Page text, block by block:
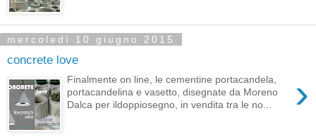
mercoledì 10 giugno 2015
concrete love
›
Finalmente on line, le cementine portacandela,
portacandelina e vasetto, disegnate da Moreno
Dalca per ildoppiosegno, in vendita tra le no...